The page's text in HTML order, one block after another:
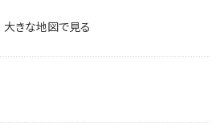
大きな地図で見る